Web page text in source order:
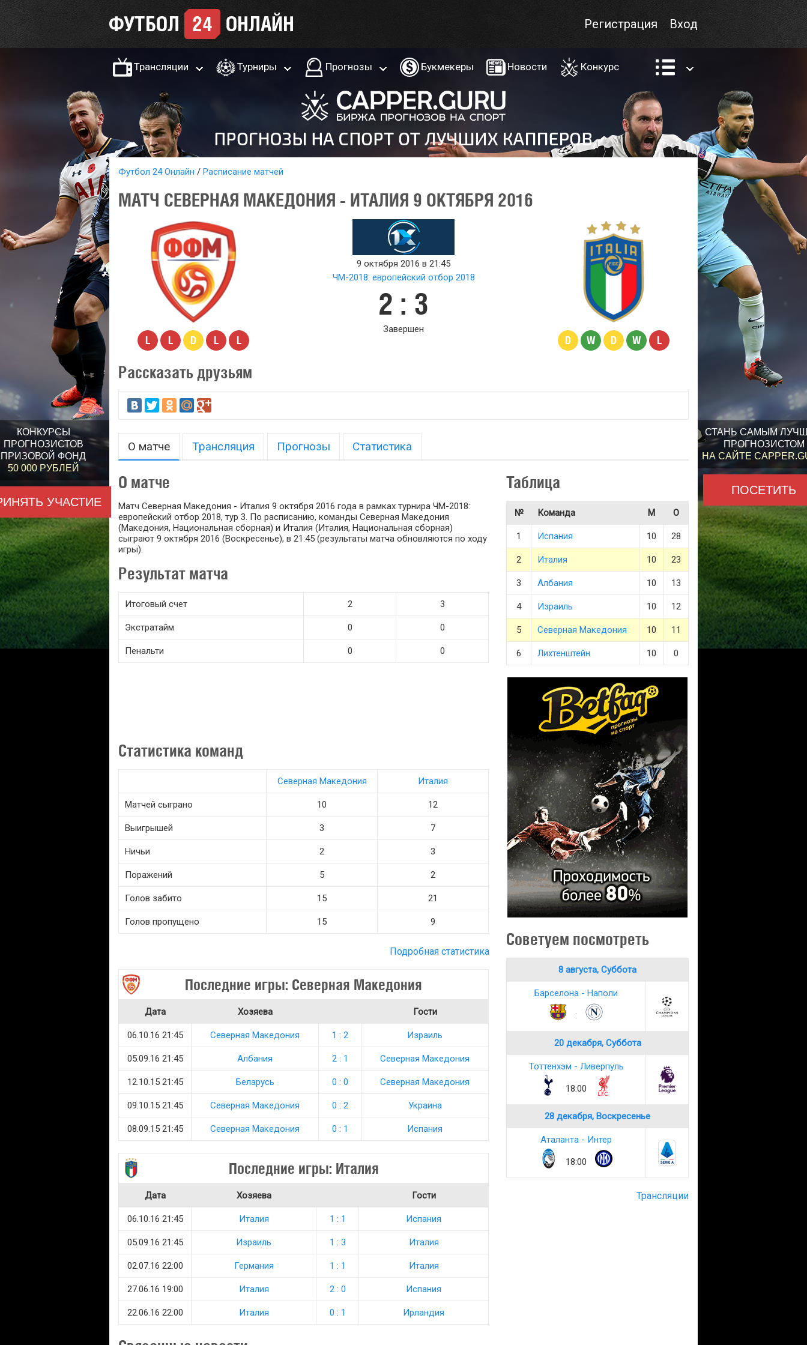
КОНКУРСЫ
ПРОГНОЗИСТОВ
ПРИЗОВОЙ ФОНД
50 000 РУБЛЕЙ
УЧАСТИЕ
СТАНЬ САМЫМ
ПРОГНОЗИСТОМ
НА САЙТЕ
ПОСЕТИТЬ
Вход
Регистрация
Трансляции Турниры Прогнозы Букмекеры Новости Конкурс
Футбол 24 Онлайн Расписание матчей
МАТЧ СЕВЕРНАЯ МАКЕДОНИЯ - ИТАЛИЯ 9 ОКТЯБРЯ 2016
L L D L L
9 октября 2016 в 21:45
ЧМ-2018: европейский отбор 2018
2 : 3
Завершен
D W D W L
Рассказать друзьям
О матче Трансляция Прогнозы Статистика
О матче
Матч Северная Македония - Италия 9 октября 2016 года в рамках турнира ЧМ-2018:
европейский отбор 2018, тур 3. По расписанию, команды Северная Македония
(Македония, Национальная сборная) и Италия (Италия, Национальная сборная)
сыграют 9 октября 2016 (Воскресенье), в 21:45 (результаты матча обновляются по ходу
игры).
Результат матча
Итоговый счет 2 3
Экстратайм 0 0
Пенальти 0 0
Статистика команд
Северная Македония Италия
Матчей сыграно 10 12
Выигрышей 3 7
Ничьи 2 3
Поражений 5 2
Голов забито 15 21
Голов пропущено 15 9
Подробная статистика
Последние игры: Северная Македония
Дата Хозяева Гости
06.10.16 21:45 Северная Македония 1 : 2 Израиль
05.09.16 21:45 Албания 2 : 1 Северная Македония
12.10.15 21:45 Беларусь 0 : 0 Северная Македония
09.10.15 21:45 Северная Македония 0 : 2 Украина
08.09.15 21:45 Северная Македония 0 : 1 Испания
Последние игры: Италия
Дата Хозяева Гости
06.10.16 21:45 Италия 1 : 1 Испания
05.09.16 21:45 Израиль 1 : 3 Италия
02.07.16 22:00 Германия 1 : 1 Италия
27.06.16 19:00 Италия 2 : 0 Испания
22.06.16 22:00 Италия 0 : 1 Ирландия
Таблица
№ Команда М О
1 Испания 10 28
2 Италия 10 23
3 Албания 10 13
4 Израиль 10 12
5 Северная Македония 10 11
6 Лихтенштейн 10 0
Советуем посмотреть
8 августа, Суббота
Барселона - Наполи
:
20 декабря, Суббота
Тоттенхэм - Ливерпуль
18:00
28 декабря, Воскресенье
Аталанта - Интер
18:00
Трансляции